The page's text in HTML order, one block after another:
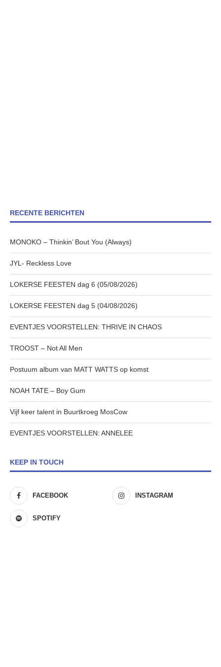
RECENTE BERICHTEN
MONOKO – Thinkin’ Bout You (Always)
JYL- Reckless Love
LOKERSE FEESTEN dag 6 (05/08/2026)
LOKERSE FEESTEN dag 5 (04/08/2026)
EVENTJES VOORSTELLEN: THRIVE IN CHAOS
TROOST – Not All Men
Postuum album van MATT WATTS op komst
NOAH TATE – Boy Gum
Vijf keer talent in Buurtkroeg MosCow
EVENTJES VOORSTELLEN: ANNELEE
KEEP IN TOUCH
FACEBOOK INSTAGRAM
SPOTIFY